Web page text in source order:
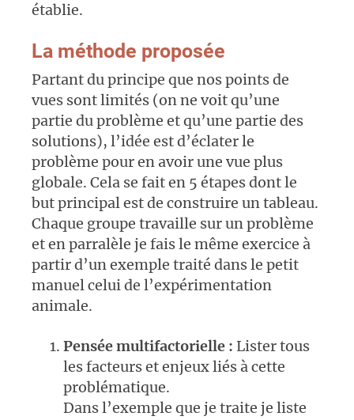
établie.
La méthode proposée
Partant du principe que nos points de
vues sont limités (on ne voit qu’une
partie du problème et qu’une partie des
solutions), l’idée est d’éclater le
problème pour en avoir une vue plus
globale. Cela se fait en 5 étapes dont le
but principal est de construire un tableau.
Chaque groupe travaille sur un problème
et en parralèle je fais le même exercice à
partir d’un exemple traité dans le petit
manuel celui de l’expérimentation
animale.
Pensée multifactorielle : Lister tous
les facteurs et enjeux liés à cette
problématique.
Dans l’exemple que je traite je liste